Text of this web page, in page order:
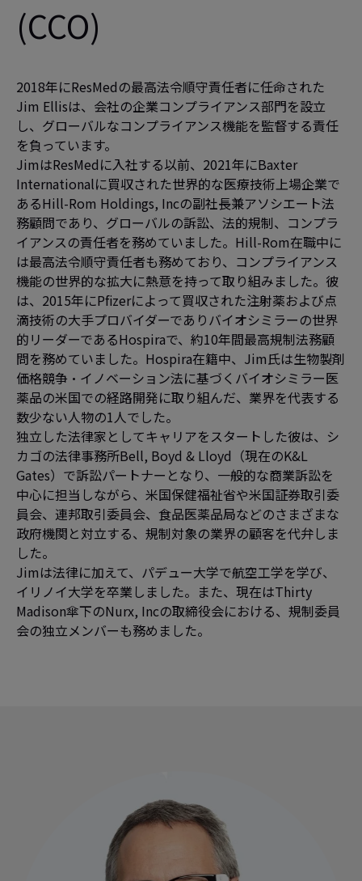
(CCO)
2018年にResMedの最高法令順守責任者に任命された
Jim Ellisは、会社の企業コンプライアンス部門を設立
し、グローバルなコンプライアンス機能を監督する責任
を負っています。
JimはResMedに入社する以前、2021年にBaxter
Internationalに買収された世界的な医療技術上場企業で
あるHill-Rom Holdings, Incの副社長兼アソシエート法
務顧問であり、グローバルの訴訟、法的規制、コンプラ
イアンスの責任者を務めていました。Hill-Rom在職中に
は最高法令順守責任者も務めており、コンプライアンス
機能の世界的な拡大に熱意を持って取り組みました。彼
は、2015年にPfizerによって買収された注射薬および点
滴技術の大手プロバイダーでありバイオシミラーの世界
的リーダーであるHospiraで、約10年間最高規制法務顧
問を務めていました。Hospira在籍中、Jim氏は生物製剤
価格競争・イノベーション法に基づくバイオシミラー医
薬品の米国での経路開発に取り組んだ、業界を代表する
数少ない人物の1人でした。
独立した法律家としてキャリアをスタートした彼は、シ
カゴの法律事務所Bell, Boyd & Lloyd（現在のK&L
Gates）で訴訟パートナーとなり、一般的な商業訴訟を
中心に担当しながら、米国保健福祉省や米国証券取引委
員会、連邦取引委員会、食品医薬品局などのさまざまな
政府機関と対立する、規制対象の業界の顧客を代弁しま
した。
Jimは法律に加えて、パデュー大学で航空工学を学び、
イリノイ大学を卒業しました。また、現在はThirty
Madison傘下のNurx, Incの取締役会における、規制委員
会の独立メンバーも務めました。